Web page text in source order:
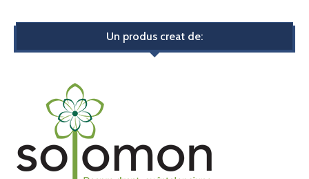
Un produs creat de: